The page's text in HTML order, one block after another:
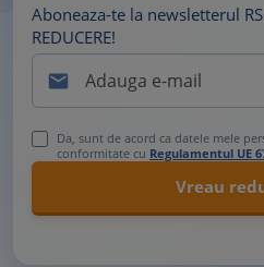
Aboneaza-te la newsletterul
REDUCERE!

Da, sunt de acord ca datele mele
conformitate cu Regulamentul UE